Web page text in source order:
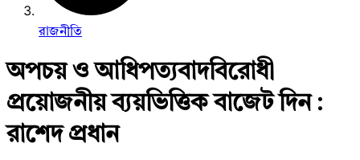
রাজনীতি
অপচয় ও আধিপত্যবাদবিরোধী
প্রয়োজনীয় ব্যয়ভিত্তিক বাজেট দিন :
রাশেদ প্রধান